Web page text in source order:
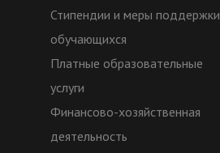
Стипендии и меры поддержки
обучающихся
Платные образовательные
услуги
Финансово-хозяйственная
деятельность